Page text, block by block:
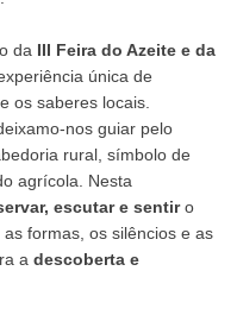
da III Feira do Azeite e da
única de
os saberes locais.
nos guiar pelo
rural, símbolo de
agrícola. Nesta
escutar e sentiro
formas, os silêncios e as
a descoberta e